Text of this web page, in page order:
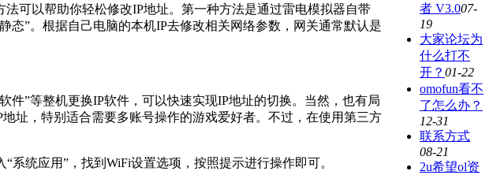
可以帮助你轻松修改IP地址。第一种方法是通过雷电模拟器自带
态”。根据自己电脑的本机IP去修改相关网络参数，网关通常默认是
”等整机更换IP软件，可以快速实现IP地址的切换。当然，也有局
址，特别适合需要多账号操作的游戏爱好者。不过，在使用第三方
统应用”，找到WiFi设置选项，按照提示进行操作即可。
者 V3.007-
19
大家论坛为
什么打不
开？ 01-22
omofun看不
了怎么办？
12-31
联系方式
08-21
2u希望ol资